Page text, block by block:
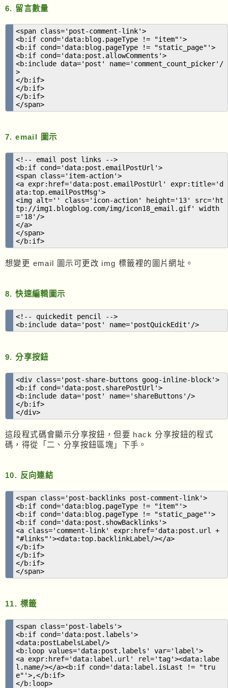
6. 留言數量
<span class='post-comment-link'>
<b:if cond='data:blog.pageType != "item"'>
<b:if cond='data:blog.pageType != "static_page"'>
<b:if cond='data:post.allowComments'>
<b:include data='post' name='comment_count_picker'/
>
</b:if>
</b:if>
</b:if>
</span>
7. email 圖示
<!-- email post links -->
<b:if cond='data:post.emailPostUrl'>
<span class='item-action'>
<a expr:href='data:post.emailPostUrl' expr:title='d
ata:top.emailPostMsg'>
<img alt='' class='icon-action' height='13' src='ht
tp://img1.blogblog.com/img/icon18_email.gif' width
='18'/>
</a>
</span>
</b:if>
想變更 email 圖示可更改 img 標籤裡的圖片網址。
8. 快速編輯圖示
<!-- quickedit pencil -->
<b:include data='post' name='postQuickEdit'/>
9. 分享按鈕
<div class='post-share-buttons goog-inline-block'>
<b:if cond='data:post.sharePostUrl'>
<b:include data='post' name='shareButtons'/>
</b:if>
</div>
這段程式碼會顯示分享按鈕，但要 hack 分享按鈕的程式
碼，得從「二、分享按鈕區塊」下手。
10. 反向連結
<span class='post-backlinks post-comment-link'>
<b:if cond='data:blog.pageType != "item"'>
<b:if cond='data:blog.pageType != "static_page"'>
<b:if cond='data:post.showBacklinks'>
<a class='comment-link' expr:href='data:post.url +
"#links"'><data:top.backlinkLabel/></a>
</b:if>
</b:if>
</b:if>
</span>
11. 標籤
<span class='post-labels'>
<b:if cond='data:post.labels'>
<data:postLabelsLabel/>
<b:loop values='data:post.labels' var='label'>
<a expr:href='data:label.url' rel='tag'><data:labe
l.name/></a><b:if cond='data:label.isLast != "tru
e"'>,</b:if>
</b:loop>